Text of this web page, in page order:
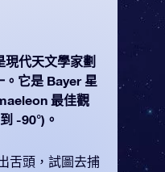
代天文學家劃
。它是 Bayer 星
最佳觀
-90°)。
舌頭，試圖去捕